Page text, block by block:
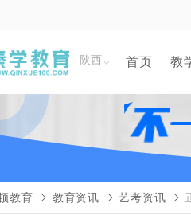
陕西 首页 教
教育 教育资讯 艺考资讯